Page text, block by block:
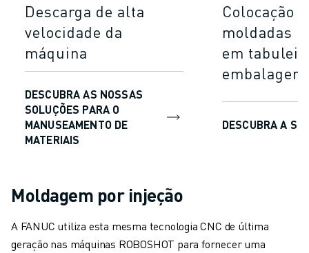
Descarga de alta
velocidade da
máquina
DESCUBRA AS NOSSAS
SOLUÇÕES PARA O
MANUSEAMENTO DE
MATERIAIS
Colocação
moldadas
em
embalagem
DESCUBRA A
Moldagem por injeção
A FANUC utiliza esta mesma tecnologia CNC de última
geração nas máquinas ROBOSHOT para fornecer uma